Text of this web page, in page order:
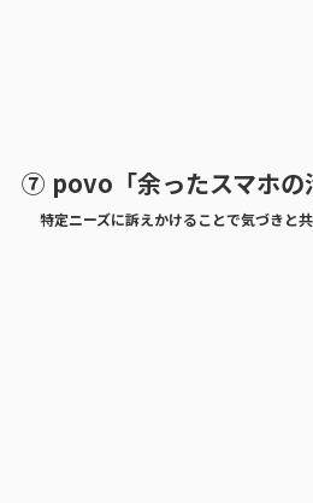
⑦ povo「余ったスマホの
特定ニーズに訴えかけることで気づきと